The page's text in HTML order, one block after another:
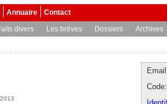
Annuaire
Contact
divers Les brèves Dossiers Archives
Code: